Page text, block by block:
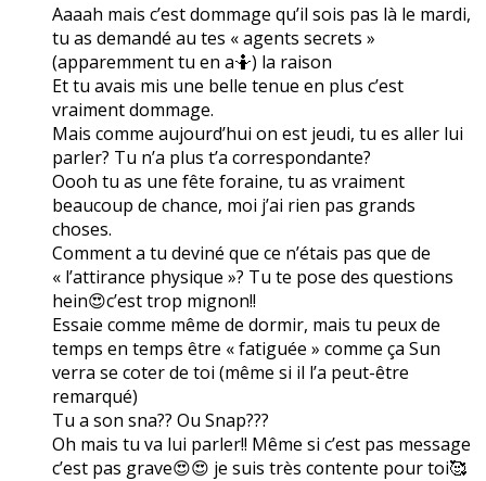
Aaaah mais c’est dommage qu’il sois pas là le mardi,
tu as demandé au tes « agents secrets »
(apparemment tu en a🤷) la raison
Et tu avais mis une belle tenue en plus c’est
vraiment dommage.
Mais comme aujourd’hui on est jeudi, tu es aller lui
parler? Tu n’a plus t’a correspondante?
Oooh tu as une fête foraine, tu as vraiment
beaucoup de chance, moi j’ai rien pas grands
choses.
Comment a tu deviné que ce n’étais pas que de
« l’attirance physique »? Tu te pose des questions
hein😍c’est trop mignon!!
Essaie comme même de dormir, mais tu peux de
temps en temps être « fatiguée » comme ça Sun
verra se coter de toi (même si il l’a peut-être
remarqué)
Tu a son sna?? Ou Snap???
Oh mais tu va lui parler!! Même si c’est pas message
c’est pas grave😍😍 je suis très contente pour toi🥰